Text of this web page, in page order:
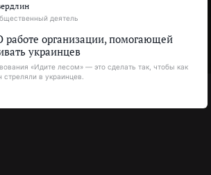
деятель
организации, помогающей
украинцев
«Идите лесом» — это сделать так, чтобы как
в украинцев.